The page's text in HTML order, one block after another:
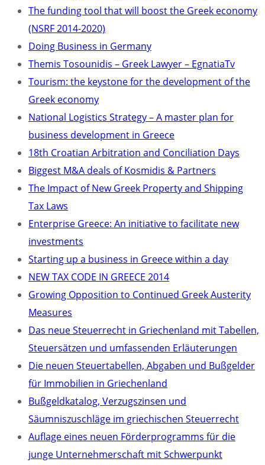
The funding tool that will boost the Greek economy
(NSRF 2014-2020)
Doing Business in Germany
Themis Tosounidis – Greek Lawyer – EgnatiaTv
Tourism: the keystone for the development of the
Greek economy
National Logistics Strategy – A master plan for
business development in Greece
18th Croatian Arbitration and Conciliation Days
Biggest M&A deals of Kosmidis & Partners
The Impact of New Greek Property and Shipping
Tax Laws
Enterprise Greece: An initiative to facilitate new
investments
Starting up a business in Greece within a day
NEW TAX CODE IN GREECE 2014
Growing Opposition to Continued Greek Austerity
Measures
Das neue Steuerrecht in Griechenland mit Tabellen,
Steuersätzen und umfassenden Erläuterungen
Die neuen Steuertabellen, Abgaben und Bußgelder
für Immobilien in Griechenland
Bußgeldkatalog, Verzugszinsen und
Säumniszuschläge im griechischen Steuerrecht
Auflage eines neuen Förderprogramms für die
junge Unternehmerschaft mit Schwerpunkt